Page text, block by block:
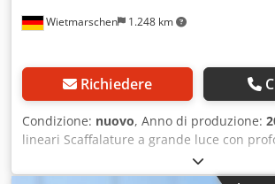
Wietmarschen 1.248 km
Richiedere
Condizione: nuovo, Anno di produzione:
lineari Scaffalature a grande luce con
Scaffalature per officina , Scaffalature per
Scaffalature di grandi dimensioni ,